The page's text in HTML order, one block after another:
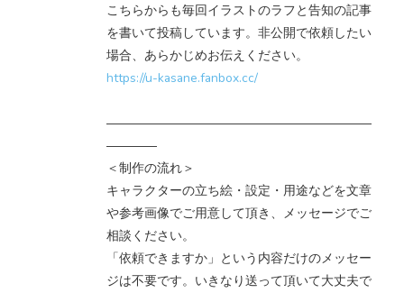
こちらからも毎回イラストのラフと告知の記事
を書いて投稿しています。非公開で依頼したい
場合、あらかじめお伝えください。
https://u-kasane.fanbox.cc/
―――――――――――――――――――――
――――
＜制作の流れ＞
キャラクターの立ち絵・設定・用途などを文章
や参考画像でご用意して頂き、メッセージでご
相談ください。
「依頼できますか」という内容だけのメッセー
ジは不要です。いきなり送って頂いて大丈夫で